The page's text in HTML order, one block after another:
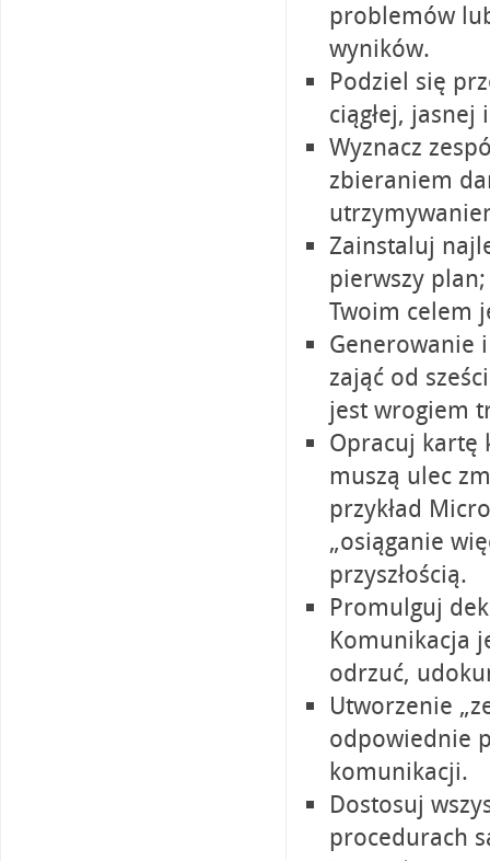
problemów
wyników.
Podziel się
ciągłej,
Wyznacz
zbieraniem
Zainstaluj
pierwszy
Twoim celem
Generowanie
zająć od
jest wrogiem
Opracuj kartę
muszą ulec
przykład
„osiąganie
przyszłością.
Promulguj
Komunikacja
odrzuć,
Utworzenie
odpowiednie
komunikacji.
Dostosuj
procedurach